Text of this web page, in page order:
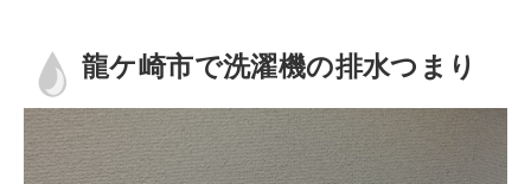
龍ケ崎市で洗濯機の排水つまり